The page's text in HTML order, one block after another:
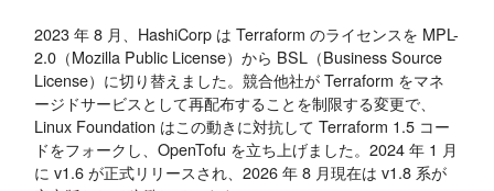
2023 年 8 月、HashiCorp は Terraform のライセンスを MPL-
2.0（Mozilla Public License）から BSL（Business Source
License）に切り替えました。競合他社が Terraform をマネ
ージドサービスとして再配布することを制限する変更で、
Linux Foundation はこの動きに対抗して Terraform 1.5 コー
ドをフォークし、OpenTofu を立ち上げました。2024 年 1 月
に v1.6 が正式リリースされ、2026 年 8 月現在は v1.8 系が